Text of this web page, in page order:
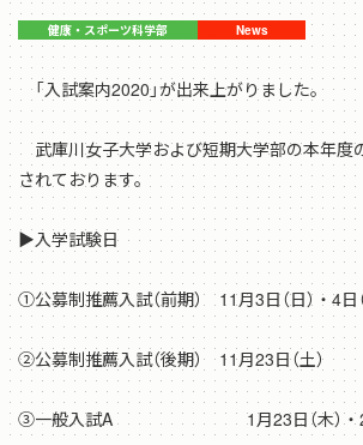
「入試案内2020」が出来上がりました。
武庫川女子大学および短期大学部の本年度
されております。
▶入学試験日
①公募制推薦入試（前期） 11月3日（日）・4日（
②公募制推薦入試（後期） 11月23日（土）
③一般入試A 1月23日（木）・24